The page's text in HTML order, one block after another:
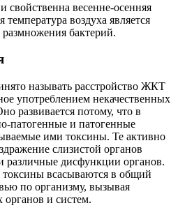
весенне-осенняя
температура воздуха является
бактерий.
называть расстройство ЖКТ
употреблением некачественных
развивается потому, что в
патогенные и патогенные
ими токсины. Те активно
слизистой органов
различные дисфункции органов.
токсины всасываются в общий
по организму, вызывая
органов и систем.